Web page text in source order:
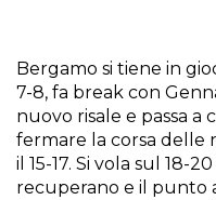
Bergamo si tiene in
7-8, fa break con
nuovo risale e passa a
fermare la corsa delle
il 15-17. Si vola sul 18-
recuperano e il punto